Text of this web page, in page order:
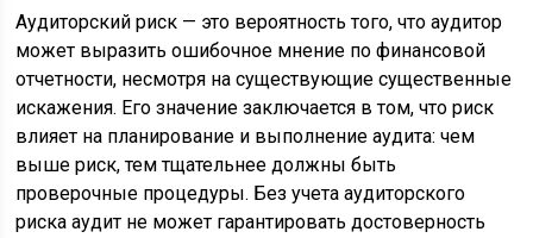
Аудиторский риск — это вероятность того, что аудитор
может выразить ошибочное мнение по финансовой
отчетности, несмотря на существующие существенные
искажения. Его значение заключается в том, что риск
влияет на планирование и выполнение аудита: чем
выше риск, тем тщательнее должны быть
проверочные процедуры. Без учета аудиторского
риска аудит не может гарантировать достоверность